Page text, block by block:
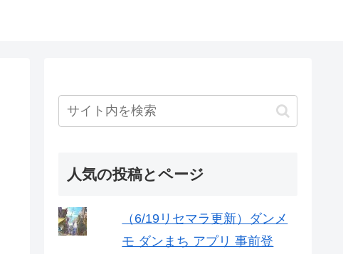
人気の投稿とページ
（6/19リセマラ更新）ダンメ
モ ダンまち アプリ 事前登